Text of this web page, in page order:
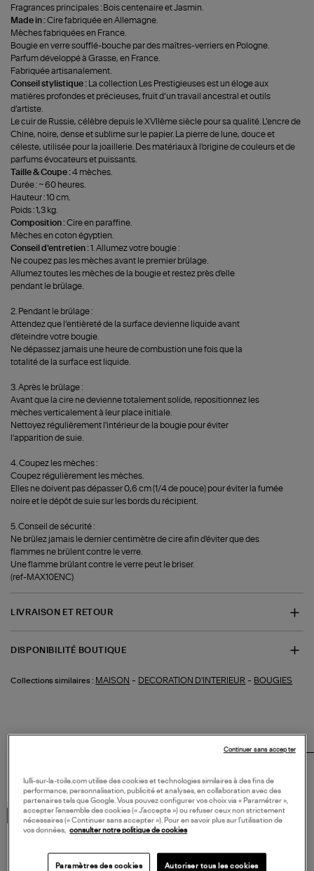
Fragrances principales : Bois centenaire et Jasmin.
Made in :Cire fabriquée en Allemagne.
Mèches fabriquées en France.
Bougie en verre soufflé-bouche par des maîtres-verriers en Pologne.
Parfum développé à Grasse, en France.
Fabriquée artisanalement.
Conseil stylistique : La collection Les Prestigieuses est un éloge aux
matières profondes et précieuses, fruit d’un travail ancestral et outils
d’artiste.
Le cuir de Russie, célèbre depuis le XVIIème siècle pour sa qualité. L’encre de
Chine, noire, dense et sublime sur le papier. La pierre de lune, douce et
céleste, utilisée pour la joaillerie. Des matériaux à l'origine de couleurs et de
parfums évocateurs et puissants.
Taille & Coupe :4 mèches.
Durée : ~ 60 heures.
Hauteur : 10 cm.
Poids : 1,3 kg.
Composition :Cire en paraffine.
Mèches en coton égyptien.
Conseil d'entretien :1. Allumez votre bougie :
Ne coupez pas les mèches avant le premier brûlage.
Allumez toutes les mèches de la bougie et restez près d'elle
pendant le brûlage.
2. Pendant le brûlage :
Attendez que l’entièreté de la surface devienne liquide avant
d'éteindre votre bougie.
Ne dépassez jamais une heure de combustion une fois que la
totalité de la surface est liquide.
3. Après le brûlage :
Avant que la cire ne devienne totalement solide, repositionnez les
mèches verticalement à leur place initiale.
Nettoyez régulièrement l'intérieur de la bougie pour éviter
l'apparition de suie.
4. Coupez les mèches :
Coupez régulièrement les mèches.
Elles ne doivent pas dépasser 0,6 cm (1/4 de pouce) pour éviter la fumée
noire et le dépôt de suie sur les bords du récipient.
5. Conseil de sécurité :
Ne brûlez jamais le dernier centimètre de cire afin d'éviter que des
flammes ne brûlent contre le verre.
Une flamme brûlant contre le verre peut le briser.
(ref-MAX10ENC)
LIVRAISON ET RETOUR
DISPONIBILITÉ BOUTIQUE
Collections similaires : MAISON - DECORATION D'INTERIEUR - BOUGIES
MADE IN EUROPE MADE IN EUROPE
lulli-sur-la-toile.com utilise des cookies et technologies similaires à des fins de
performance, personnalisation, publicité et analyses, en collaboration avec des
partenaires tels que Google. Vous pouvez configurer vos choix via « Paramétrer »,
accepter l’ensemble des cookies (« J’accepte ») ou refuser ceux non strictement
nécessaires (« Continuer sans accepter »). Pour en savoir plus sur l’utilisation de
vos données, consulter notre politique de cookies
Paramètres des cookies Autoriser tous les cookies
Continuer sans accepter